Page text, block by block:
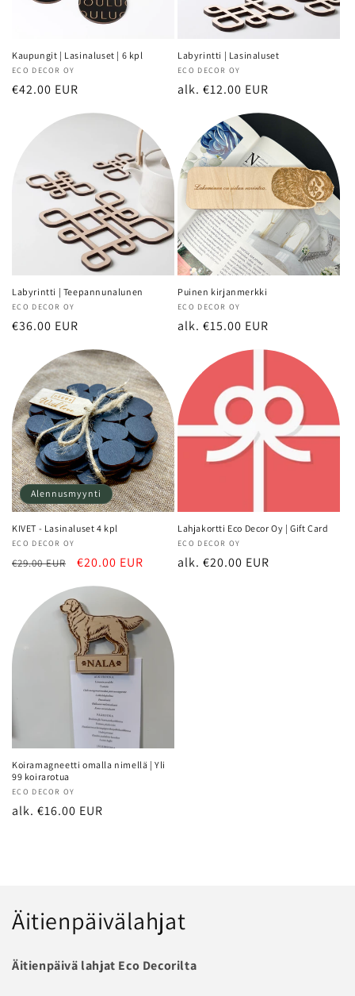
Kaupungit | Lasinaluset | 6 kpl
Myyjä:
ECO DECOR OY
Normaalihinta
€42.00 EUR
Labyrintti | Lasinaluset
Myyjä:
ECO DECOR OY
Normaalihinta
alk. €12.00 EUR
Labyrintti | Teepannunalunen
Myyjä:
ECO DECOR OY
Normaalihinta
€36.00 EUR
Puinen kirjanmerkki
Myyjä:
ECO DECOR OY
Normaalihinta
alk. €15.00 EUR
Alennusmyynti
KIVET - Lasinaluset 4 kpl
Myyjä:
ECO DECOR OY
Normaalihinta
€29.00 EUR Alennushinta
€20.00 EUR
Lahjakortti Eco Decor Oy | Gift Card
Myyjä:
ECO DECOR OY
Normaalihinta
alk. €20.00 EUR
Koiramagneetti omalla nimellä | Yli
99 koirarotua
Myyjä:
ECO DECOR OY
Normaalihinta
alk. €16.00 EUR
K
o
Äitienpäivälahjat
Äitienpäivä lahjat Eco Decorilta